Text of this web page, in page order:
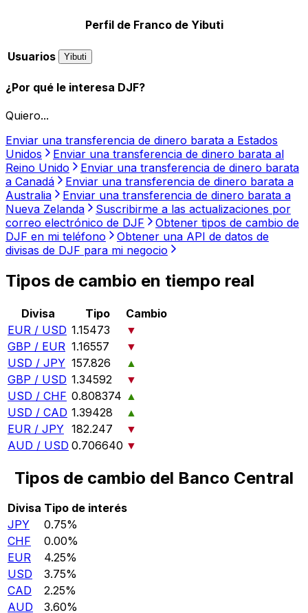
Perfil de Franco de Yibuti
Usuarios Yibuti
¿Por qué le interesa DJF?
Quiero...
Enviar una transferencia de dinero barata a Estados
Unidos
Enviar una transferencia de dinero barata al
Reino Unido
Enviar una transferencia de dinero barata
a Canadá
Enviar una transferencia de dinero barata a
Australia
Enviar una transferencia de dinero barata a
Nueva Zelanda
Suscribirme a las actualizaciones por
correo electrónico de DJF
Obtener tipos de cambio de
DJF en mi teléfono
Obtener una API de datos de
divisas de DJF para mi negocio
Tipos de cambio en tiempo real
Divisa Tipo
Cambio
EUR / USD 1.15473
▼
GBP / EUR 1.16557
▼
USD / JPY 157.826
▲
GBP / USD 1.34592
▼
USD / CHF 0.808374 ▲
USD / CAD 1.39428
▲
EUR / JPY 182.247
▼
AUD / USD 0.706640 ▼
Tipos de cambio del Banco Central
Divisa Tipo de interés
JPY
0.75%
CHF
0.00%
EUR
4.25%
USD
3.75%
CAD
2.25%
AUD
3.60%